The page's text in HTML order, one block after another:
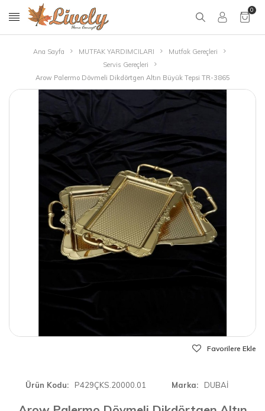
0
Ana Sayfa MUTFAK YARDIMCILARI
Mutfak Gereçleri
Servis Gereçleri
Arow Palermo Dövmeli Dikdörtgen Altın Büyük Tepsi TR-3865
Favorilere Ekle
Ürün Kodu P429ÇKS.20000.01 Marka DUBAİ